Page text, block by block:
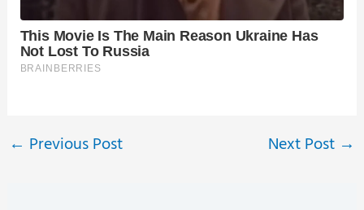
← Previous Post Next Post →